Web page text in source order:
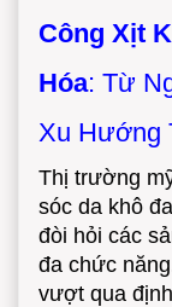
Công Xịt
Hóa: Từ
Xu Hướng
Thị trường
sóc da khô
đòi hỏi các
đa chức
vượt qua